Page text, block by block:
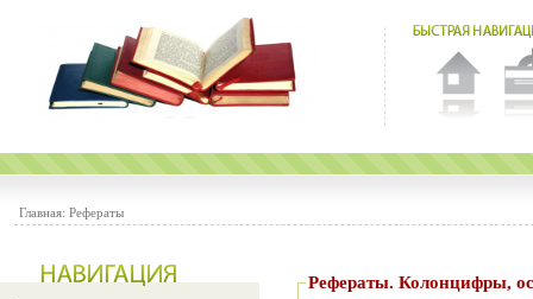
Главная: Рефераты
Рефераты.